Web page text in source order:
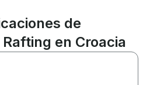
de
en Croacia